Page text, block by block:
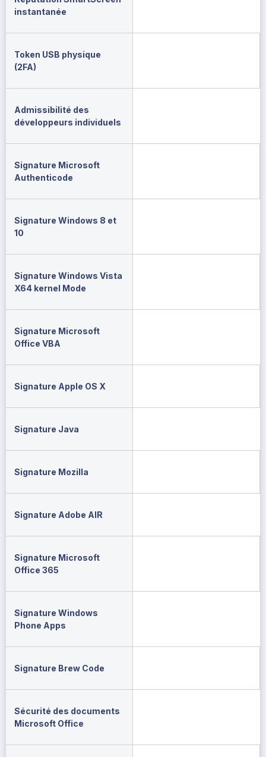
instantanée
Token USB physique
(2FA)
Admissibilité des
développeurs individuels
Signature Microsoft
Authenticode
Signature Windows 8 et
10
Signature Windows Vista
X64 kernel Mode
Signature Microsoft
Office VBA
Signature Apple OS X
Signature Java
Signature Mozilla
Signature Adobe AIR
Signature Microsoft
Office 365
Signature Windows
Phone Apps
Signature Brew Code
Sécurité des documents
Microsoft Office